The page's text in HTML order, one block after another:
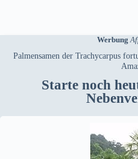
Werbung
Palmensamen der Trachycarpus
Starte noch